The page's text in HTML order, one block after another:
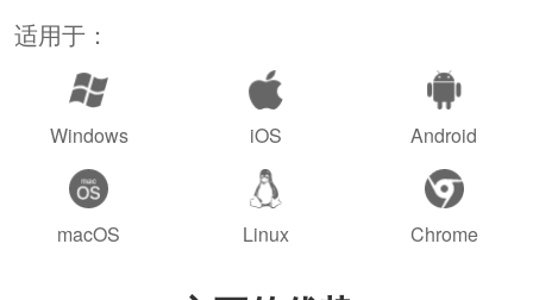
适用于：
Windows iOS Android
macOS Linux Chrome